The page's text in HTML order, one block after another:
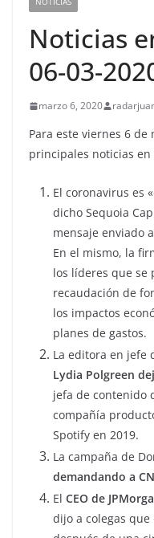
Noticias
06-03-
marzo 6, 2020
Para este viernes 6 de
principales noticias en
El coronavirus es
dicho Sequoia
mensaje enviado
En el mismo, la
los líderes que se
recaudación de
los impactos
planes de gastos.
La editora en jefe
Lydia Polgreen
jefa de contenido
compañía
Spotify en 2019.
La campaña de
demandando a
El CEO de
dijo a colegas